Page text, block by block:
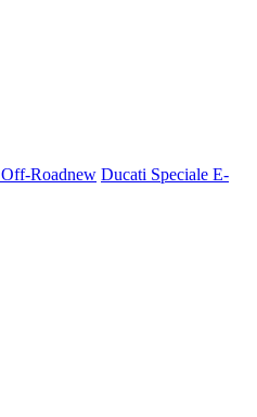
Off-Roadnew Ducati Speciale E-